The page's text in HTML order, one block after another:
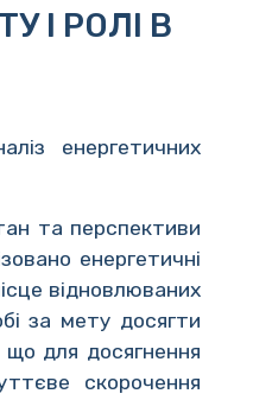
І РОЛІ В
енергетичних
та перспективи
енергетичні
відновлюваних
за мету досягти
для досягнення
скорочення